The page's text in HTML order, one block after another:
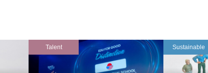
Talent Sustainable